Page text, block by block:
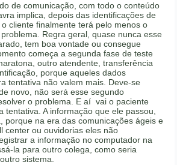
de comunicação, com todo o conteúdo
implica, depois das identificações de
cliente finalmente terá pelo menos o
Regra geral, quase nunca esse
tem boa vontade ou consegue
começa a segunda fase de teste
outro atendente, transferência
porque aqueles dados
tentativa não valem mais. Deve-se
novo, não será esse segundo
o problema. E aí vai o paciente
tentativa. A informação que ele passou,
porque na era das comunicações ágeis e
center ou ouvidorias eles não
a informação no computador na
la para outro colega, como seria
sistema.